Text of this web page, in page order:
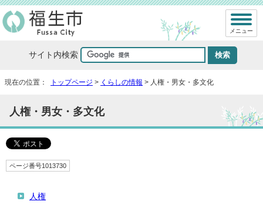
サイト内検索
メニュー
現在の位置： トップページ > くらしの情報 > 人権・男女・多文化
人権・男女・多文化
ページ番号1013730
人権